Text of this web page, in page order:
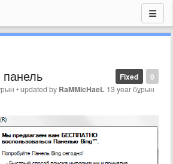
0
Fixed
•updated by RaMMicHaeL 13 year бұрын